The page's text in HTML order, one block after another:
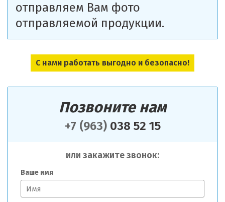
Позвоните нам
+7 (963)038 52 15
или закажите звонок:
Ваше имя
отправляем Вам фото
отправляемой продукции.
С нами работать выгодно и безопасно!